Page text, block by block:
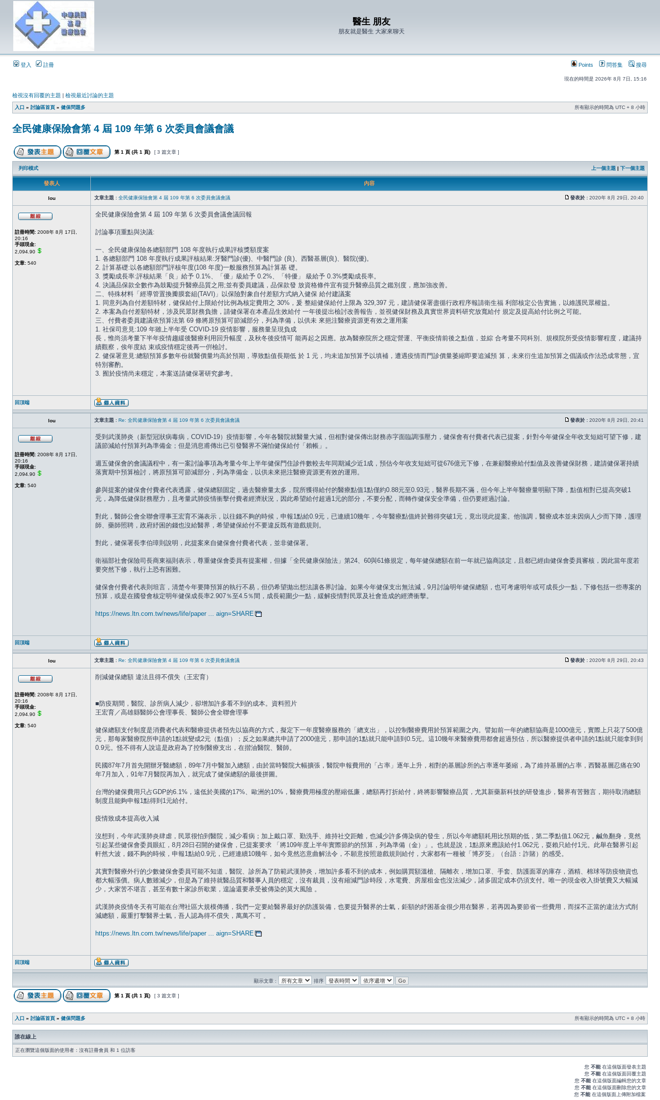
醫生 朋友
朋友就是醫生 大家來聊天
登入 註冊 Points 問答集 搜尋
現在的時間是 2026年 8月 7日, 15:16
檢視沒有回覆的主題 | 檢視最近討論的主題
入口 » 討論區首頁 » 健保問題多 所有顯示的時間為 UTC + 8 小時
全民健康保險會第 4 屆 109 年第 6 次委員會議會議
第 1 頁 (共 1 頁) [ 3 篇文章 ]
列印模式 上一個主題 | 下一個主題
發表人 內容
lou 文章主題 : 全民健康保險會第 4 屆 109 年第 6 次委員會議會議 發表於 : 2020年 8月 29日, 20:40
註冊時間: 2008年 8月 17日,
20:16
手頭現金:
2,094.90
文章: 540
全民健康保險會第 4 屆 109 年第 6 次委員會議會議回報
討論事項重點與決議:
一、全民健康保險各總額部門 108 年度執行成果評核獎額度案
1. 各總額部門 108 年度執行成果評核結果:牙醫門診(優)、中醫門診 (良)、西醫基層(良)、醫院(優)。
2. 計算基礎:以各總額部門評核年度(108 年度)一般服務預算為計算基 礎。
3. 獎勵成長率:評核結果「良」給予 0.1%、「優」級給予 0.2%、「特優」 級給予 0.3%獎勵成長率。
4. 決議品保款全數作為鼓勵提升醫療品質之用;並有委員建議，品保款發 放資格條件宜有提升醫療品質之鑑別度，應加強改善。
二、特殊材料「經導管置換瓣膜套組(TAVI)」以保險對象自付差額方式納入健保 給付建議案
1. 同意列為自付差額特材，健保給付上限給付比例為核定費用之 30%，爰 整組健保給付上限為 329,397 元，建請健保署盡循行政程序報請衛生福 利部核定公告實施，以維護民眾權益。
2. 本案為自付差額特材，涉及民眾財務負擔，請健保署在本產品生效給付 一年後提出檢討改善報告，並視健保財務及真實世界資料研究放寬給付 規定及提高給付比例之可能。
三、付費者委員建議依預算法第 69 條將原預算可節減部分，列為準備，以供未 來挹注醫療資源更有效之運用案
1. 社保司意見:109 年雖上半年受 COVID-19 疫情影響，服務量呈現負成
長，惟尚須考量下半年疫情趨緩後醫療利用回升幅度，及秋冬後疫情可 能再起之因應。故為醫療院所之穩定營運、平衡疫情前後之點值，並綜 合考量不同科別、規模院所受疫情影響程度，建議持
續觀察，俟年度結 束或疫情穩定後再一倂檢討。
2. 健保署意見:總額預算多數年份就醫價量均高於預期，導致點值長期低 於 1 元，均未追加預算予以填補，遭遇疫情而門診價量萎縮即要追減預 算，未來衍生追加預算之倡議或作法恐成常態，宜
特別審酌。
3. 囿於疫情尚未穩定，本案送請健保署研究參考。
回頂端
lou 文章主題 : Re: 全民健康保險會第 4 屆 109 年第 6 次委員會議會議 發表於 : 2020年 8月 29日, 20:41
註冊時間: 2008年 8月 17日,
20:16
手頭現金:
2,094.90
文章: 540
受到武漢肺炎（新型冠狀病毒病，COVID-19）疫情影響，今年各醫院就醫量大減，但相對健保傳出財務赤字面臨調漲壓力，健保會有付費者代表已提案，針對今年健保全年收支短絀可望下修，建
議節減給付預算列為準備金；但是消息甫傳出已引發醫界不滿怕健保給付「賴帳」。
週五健保會的會議議程中，有一案討論事項為考量今年上半年健保門住診件數較去年同期減少近1成，預估今年收支短絀可從676億元下修，在兼顧醫療給付點值及改善健保財務，建請健保署持續
落實期中預算檢討，將原預算可節減部分，列為準備金，以供未來挹注醫療資源更有效的運用。
參與提案的健保會付費者代表透露，健保總額固定，過去醫療量太多，院所獲得給付的醫療點值1點僅約0.88元至0.93元，醫界長期不滿，但今年上半年醫療量明顯下降，點值相對已提高突破1
元，為降低健保財務壓力，且考量武肺疫情衝擊付費者經濟狀況，因此希望給付超過1元的部分，不要分配，而轉作健保安全準備，但仍要經過討論。
對此，醫師公會全聯會理事王宏育不滿表示，以往錢不夠的時候，申報1點給0.9元，已連續10幾年，今年醫療點值終於難得突破1元，竟出現此提案。他強調，醫療成本並未因病人少而下降，護理
師、藥師照聘，政府紓困的錢也沒給醫界，希望健保給付不要違反既有遊戲規則。
對此，健保署長李伯璋則說明，此提案來自健保會付費者代表，並非健保署。
衛福部社會保險司長商東福則表示，尊重健保會委員有提案權，但據「全民健康保險法」第24、60與61條規定，每年健保總額在前一年就已協商談定，且都已經由健保會委員審核，因此當年度若
要突然下修，執行上恐有困難。
健保會付費者代表則坦言，清楚今年要降預算的執行不易，但仍希望拋出想法讓各界討論。如果今年健保支出無法減，9月討論明年健保總額，也可考慮明年或可成長少一點，下修包括一些專案的
預算，或是在國發會核定明年健保成長率2.907％至4.5％間，成長範圍少一點，緩解疫情對民眾及社會造成的經濟衝擊。
https://news.ltn.com.tw/news/life/paper ... aign=SHARE
回頂端
lou 文章主題 : Re: 全民健康保險會第 4 屆 109 年第 6 次委員會議會議 發表於 : 2020年 8月 29日, 20:43
註冊時間: 2008年 8月 17日,
20:16
手頭現金:
2,094.90
文章: 540
削減健保總額 違法且得不償失（王宏育）
■防疫期間，醫院、診所病人減少，卻增加許多看不到的成本。資料照片
王宏育／高雄縣醫師公會理事長、醫師公會全聯會理事
健保總額支付制度是消費者代表和醫療提供者預先以協商的方式，擬定下一年度醫療服務的「總支出」，以控制醫療費用於預算範圍之內。譬如前一年的總額協商是1000億元，實際上只花了500億
元，那每家醫療院所申請的1點就變成2元（點值）；反之如果總共申請了2000億元，那申請的1點就只能申請到0.5元。這10幾年來醫療費用都會超過預估，所以醫療提供者申請的1點就只能拿到到
0.9元。怪不得有人說這是政府為了控制醫療支出，在揩油醫院、醫師。
民國87年7月首先開辦牙醫總額，89年7月中醫加入總額，由於當時醫院大幅擴張，醫院申報費用的「占率」逐年上升，相對的基層診所的占率逐年萎縮，為了維持基層的占率，西醫基層忍痛在90
年7月加入，91年7月醫院再加入，就完成了健保總額的最後拼圖。
台灣的健保費用只占GDP的6.1%，遠低於美國的17%、歐洲的10%，醫療費用極度的壓縮低廉，總額再打折給付，終將影響醫療品質，尤其新藥新科技的研發進步，醫界有苦難言，期待取消總額
制度且能夠申報1點得到1元給付。
疫情致成本提高收入減
沒想到，今年武漢肺炎肆虐，民眾很怕到醫院，減少看病；加上戴口罩、勤洗手、維持社交距離，也減少許多傳染病的發生，所以今年總額耗用比預期的低，第二季點值1.062元，鹹魚翻身，竟然
引起某些健保會委員眼紅，8月28日召開的健保會，已提案要求 「將109年度上半年實際節約的預算，列為準備（金）」。也就是說，1點原來應該給付1.062元，耍賴只給付1元。此舉在醫界引起
軒然大波，錢不夠的時候，申報1點給0.9元，已經連續10幾年，如今竟然恣意曲解法令，不願意按照遊戲規則給付，大家都有一種被「博歹筊」（台語：詐賭）的感受。
其實對醫療外行的少數健保會委員可能不知道，醫院、診所為了防範武漢肺炎，增加許多看不到的成本，例如購買額溫槍、隔離衣，增加口罩、手套、防護面罩的庫存，酒精、棉球等防疫物資也
都大幅漲價。病人數雖減少，但是為了維持就醫品質和醫事人員的穩定，沒有裁員，沒有縮減門診時段，水電費、房屋租金也沒法減少，諸多固定成本仍須支付。唯一的現金收入掛號費又大幅減
少，大家苦不堪言，甚至有數十家診所歇業，遑論還要承受被傳染的莫大風險 。
武漢肺炎疫情冬天有可能在台灣社區大規模傳播，我們一定要給醫界最好的防護裝備，也要提升醫界的士氣，鉅額的紓困基金很少用在醫界，若再因為要節省一些費用，而採不正當的違法方式削
減總額，嚴重打擊醫界士氣，吾人認為得不償失，萬萬不可 。
https://news.ltn.com.tw/news/life/paper ... aign=SHARE
回頂端
顯示文章 : 排序
第 1 頁 (共 1 頁) [ 3 篇文章 ]
入口 » 討論區首頁 » 健保問題多 所有顯示的時間為 UTC + 8 小時
誰在線上
正在瀏覽這個版面的使用者：沒有註冊會員 和 1 位訪客
您 不能 在這個版面發表主題
您 不能 在這個版面回覆主題
您 不能 在這個版面編輯您的文章
您 不能 在這個版面刪除您的文章
您 不能 在這個版面上傳附加檔案